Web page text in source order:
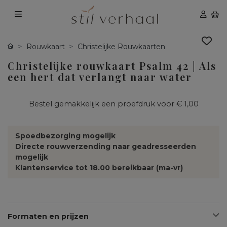
Rouwkaart Christelijke Rouwkaarten
Christelijke rouwkaart Psalm 42 | Als
een hert dat verlangt naar water
Bestel gemakkelijk een proefdruk voor € 1,00
Spoedbezorging mogelijk
Directe rouwverzending naar geadresseerden
mogelijk
Klantenservice tot 18.00 bereikbaar (ma-vr)
Formaten en prijzen